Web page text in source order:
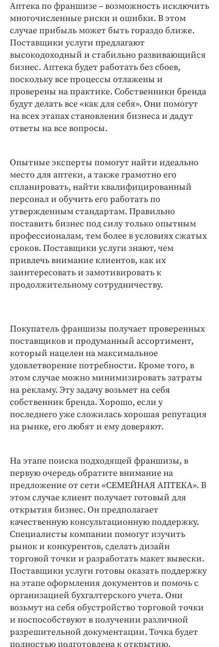
Клиника года
Бренд года
Работодатель года
Аптека по франшизе – возможность исключить
многочисленные риски и ошибки. В этом
случае прибыль может быть гораздо ближе.
Поставщики услуги предлагают
высокодоходный и стабильно развивающийся
бизнес. Аптека будет работать без сбоев,
поскольку все процессы отлажены и
проверены на практике. Собственники бренда
будут делать все «как для себя». Они помогут
на всех этапах становления бизнеса и дадут
ответы на все вопросы.
Опытные эксперты помогут найти идеально
место для аптеки, а также грамотно его
спланировать, найти квалифицированный
персонал и обучить его работать по
утвержденным стандартам. Правильно
поставить бизнес под силу только опытным
профессионалам, тем более в условиях сжатых
сроков. Поставщики услуги знают, чем
привлечь внимание клиентов, как их
заинтересовать и замотивировать к
продолжительному сотрудничеству.
Покупатель франшизы получает проверенных
поставщиков и продуманный ассортимент,
который нацелен на максимальное
удовлетворение потребности. Кроме того, в
этом случае можно минимизировать затраты
на рекламу. Эту задачу возьмет на себя
собственник бренда. Хорошо, если у
последнего уже сложилась хорошая репутация
на рынке, его любят и ему доверяют.
На этапе поиска подходящей франшизы, в
первую очередь обратите внимание на
предложение от сети «СЕМЕЙНАЯ АПТЕКА». В
этом случае клиент получает готовый для
открытия бизнес. Он предполагает
качественную консультационную поддержку.
Специалисты компании помогут изучить
рынок и конкурентов, сделать дизайн
торговой точки и разработать макет вывески.
Поставщики услуги готовы оказать поддержку
на этапе оформления документов и помочь с
организацией бухгалтерского учета. Они
возьмут на себя обустройство торговой точки
и поспособствуют в получении различной
разрешительной документации. Точка будет
полностью подготовлена к открытию.